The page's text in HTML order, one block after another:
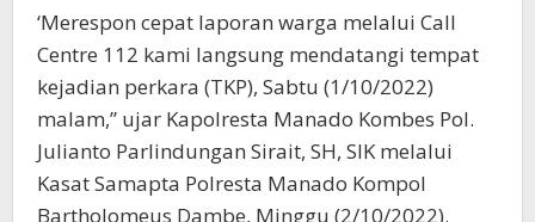
‘Merespon cepat laporan warga melalui Call
Centre 112 kami langsung mendatangi tempat
kejadian perkara (TKP), Sabtu (1/10/2022)
malam,” ujar Kapolresta Manado Kombes Pol.
Julianto Parlindungan Sirait, SH, SIK melalui
Kasat Samapta Polresta Manado Kompol
Bartholomeus Dambe, Minggu (2/10/2022).